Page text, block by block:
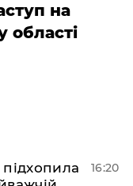
на
області
16:20